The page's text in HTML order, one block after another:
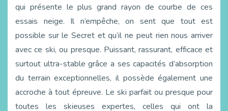
qui présente le plus grand rayon de courbe de ces
essais neige. Il n’empêche, on sent que tout est
possible sur le Secret et qu’il ne peut rien nous arriver
avec ce ski, ou presque. Puissant, rassurant, efficace et
surtout ultra-stable grâce a ses capacités d’absorption
du terrain exceptionnelles, il possède également une
accroche à tout épreuve. Le ski parfait ou presque pour
toutes les skieuses expertes, celles qui ont la